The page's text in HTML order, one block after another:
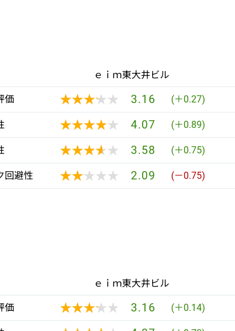
ｅｉｍ東大井ビル
価 ★★★★★
★★★★★ 3.16 (＋0.27)
★★★★★
★★★★★ 4.07 (＋0.89)
★★★★★
★★★★★ 3.58 (＋0.75)
回避性 ★★★★★
★★★★★ 2.09 (－0.75)
ｅｉｍ東大井ビル
価 ★★★★★
★★★★★ 3.16 (＋0.14)